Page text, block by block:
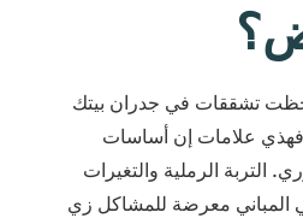
تشققات في جدران بيتك
علامات إن أساسات
التربة الرملية والتغيرات
المباني معرضة للمشاكل زي